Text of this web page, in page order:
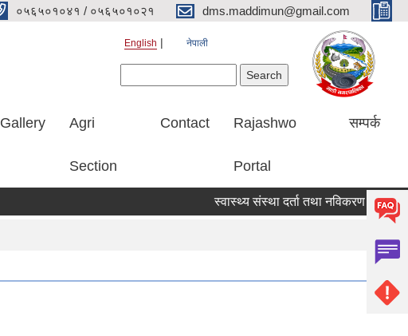
०५६५०१०४१ / ०५६५०१०२१ dms.maddimun@gmail.com
English नेपाली
Gallery Agri
Section
Contact Rajashwo
Portal
सम्पर्क
स्वास्थ्य संस्था दर्ता तथा नविकरण सम्बन्धी सूचना